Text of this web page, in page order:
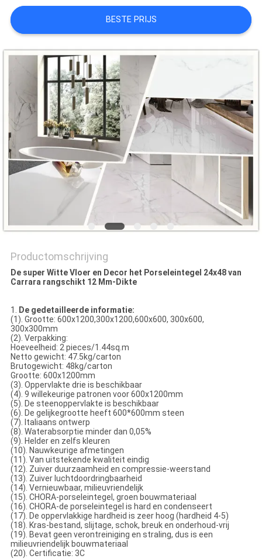
SITEMAP
PRIVACYBELEID
BESTE PRIJS
Productomschrijving
De super Witte Vloer en Decor het Porseleintegel 24x48 van
Carrara rangschikt 12 Mm-Dikte
1. De gedetailleerde informatie:
(1). Grootte: 600x1200,300x1200,600x600, 300x600,
300x300mm
(2). Verpakking:
Hoeveelheid: 2 pieces/1.44sq.m
Netto gewicht: 47.5kg/carton
Brutogewicht: 48kg/carton
Grootte: 600x1200mm
(3). Oppervlakte drie is beschikbaar
(4). 9 willekeurige patronen voor 600x1200mm
(5). De steenoppervlakte is beschikbaar
(6). De gelijkegrootte heeft 600*600mm steen
(7). Italiaans ontwerp
(8). Waterabsorptie minder dan 0,05%
(9). Helder en zelfs kleuren
(10). Nauwkeurige afmetingen
(11). Van uitstekende kwaliteit eindig
(12). Zuiver duurzaamheid en compressie-weerstand
(13). Zuiver luchtdoordringbaarheid
(14). Vernieuwbaar, milieuvriendelijk
(15). CHORA-porseleintegel, groen bouwmateriaal
(16). CHORA-de porseleintegel is hard en condenseert
(17). De oppervlakkige hardheid is zeer hoog (hardheid 4-5)
(18). Kras-bestand, slijtage, schok, breuk en onderhoud-vrij
(19). Bevat geen verontreiniging en straling, dus is een
milieuvriendelijk bouwmateriaal
(20). Certificatie: 3C